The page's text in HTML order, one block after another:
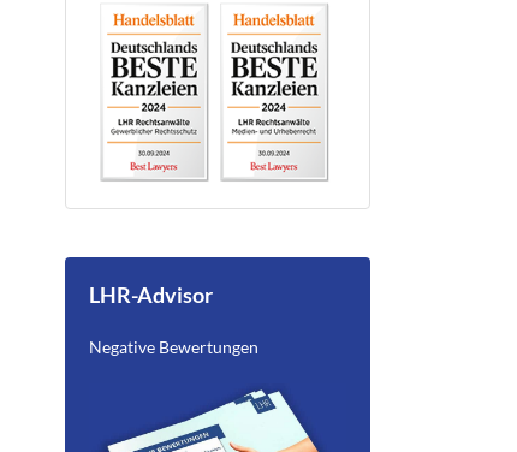
LHR-Advisor
Negative Bewertungen